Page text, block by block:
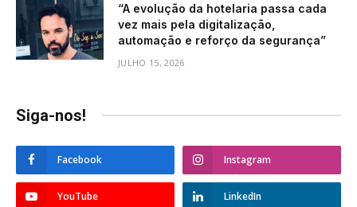
“A evolução da hotelaria passa cada
vez mais pela digitalização,
automação e reforço da segurança”
JULHO 15, 2026
Siga-nos!
Facebook Instagram
YouTube LinkedIn